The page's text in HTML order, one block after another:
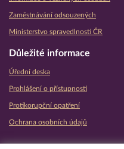
Zaměstnávání odsouzených
Ministerstvo spravedlnosti ČR
Důležité informace
Úřední deska
Prohlášení o přístupnosti
Protikorupční opatření
Ochrana osobních údajů